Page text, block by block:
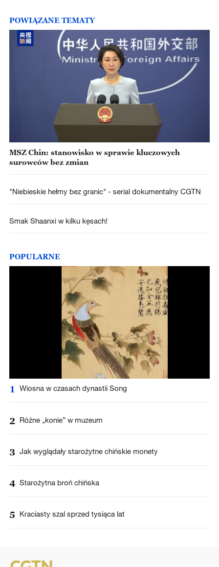
POWIĄZANE TEMATY
MSZ Chin: stanowisko w sprawie kluczowych
surowców bez zmian
"Niebieskie hełmy bez granic" - serial dokumentalny CGTN
Smak Shaanxi w kilku kęsach!
POPULARNE
1 Wiosna w czasach dynastii Song
2 Różne „konie” w muzeum
3 Jak wyglądały starożytne chińskie monety
4 Starożytna broń chińska
5 Kraciasty szal sprzed tysiąca lat